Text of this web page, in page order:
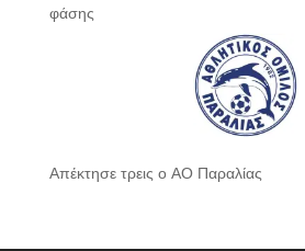
φάσης
Απέκτησε τρεις ο ΑΟ Παραλίας